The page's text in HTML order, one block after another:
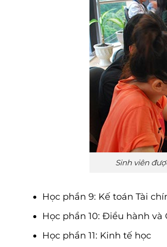
Sinh viên
Học phần 9: Kế toán Tài
Học phần 10: Điều hành
Học phần 11: Kinh tế học